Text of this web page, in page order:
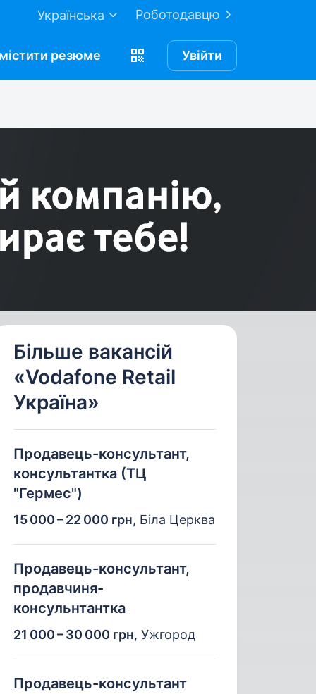
Роботодавцю
Українська
резюме Увійти
Більше вакансій
«Vodafone Retail
Україна»
Продавець-консультант,
консультантка (ТЦ
"Гермес")
15 000 – 22 000 грн, Біла Церква
Продавець-консультант,
продавчиня-
консульнтантка
21 000 – 30 000 грн,Ужгород
Продавець-консультант